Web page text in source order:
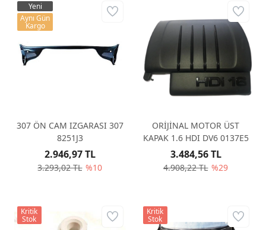
307 ÖN CAM IZGARASI 307
8251J3
3.293,02 TL %10
2.946,97 TL
Yeni
Aynı Gün
Kargo
ORİJİNAL MOTOR ÜST
KAPAK 1.6 HDI DV6 0137E5
4.908,22 TL %29
3.484,56 TL
Kritik
Stok
Kritik
Stok